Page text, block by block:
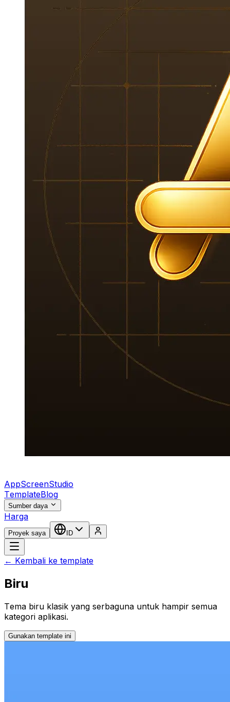
AppScreenStudio
TemplateBlog
Sumber daya
Harga
Proyek saya ID
← Kembali ke template
Biru
Tema biru klasik yang serbaguna untuk hampir semua
kategori aplikasi.
Gunakan template ini